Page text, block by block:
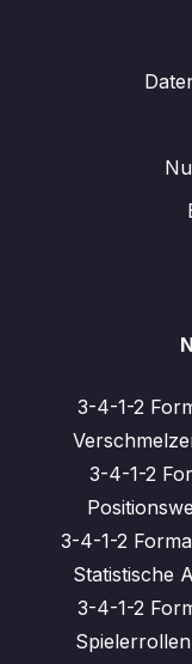
3-4-1-2
3-4-1-2
3-4-1-2
Statistische
3-4-1-2